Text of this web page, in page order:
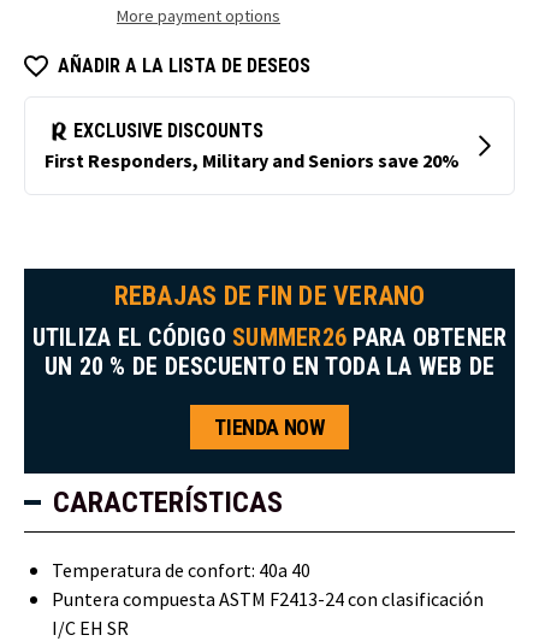
More payment options
AÑADIR A LA LISTA DE DESEOS
REBAJAS DE FIN DE VERANO
UTILIZA EL CÓDIGO SUMMER26 PARA OBTENER
UN 20 % DE DESCUENTO EN TODA LA WEB DE
TIENDA NOW
CARACTERÍSTICAS
Temperatura de confort: 40a 40
Puntera compuesta ASTM F2413-24 con clasificación
I/C EH SR